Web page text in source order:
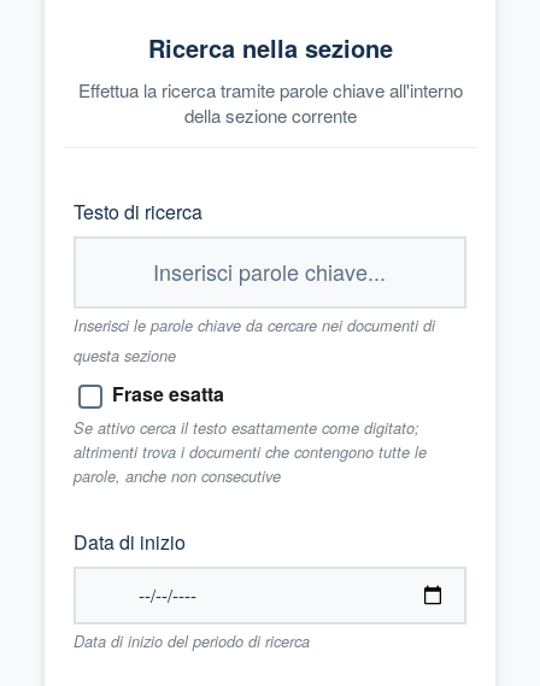
Ricerca nella sezione
Effettua la ricerca tramite parole chiave all'interno
della sezione corrente
Testo di ricerca
Inserisci le parole chiave da cercare nei documenti di
questa sezione
Frase esatta
Se attivo cerca il testo esattamente come digitato;
altrimenti trova i documenti che contengono tutte le
parole, anche non consecutive
Data di inizio
Data di inizio del periodo di ricerca